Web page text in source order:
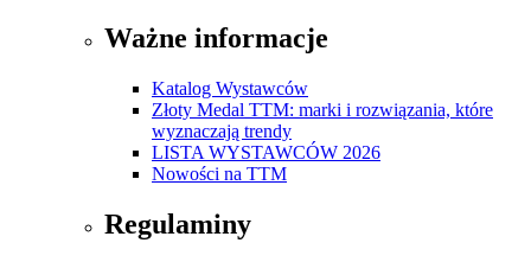
Ważne informacje
Katalog Wystawców
Złoty Medal TTM: marki i rozwiązania, które
wyznaczają trendy
LISTA WYSTAWCÓW 2026
Nowości na TTM
Regulaminy